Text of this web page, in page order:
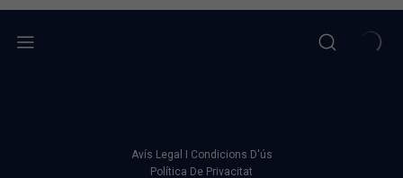
Avís Legal I Condicions D'ús
Política De Privacitat